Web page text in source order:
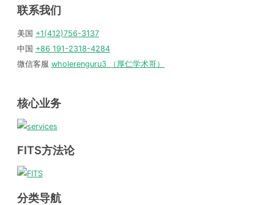
联系我们
美国 +1(412)756-3137
中国 +86 191-2318-4284
微信客服 wholerenguru3 （厚仁学术哥）
核心业务
FITS方法论
分类导航